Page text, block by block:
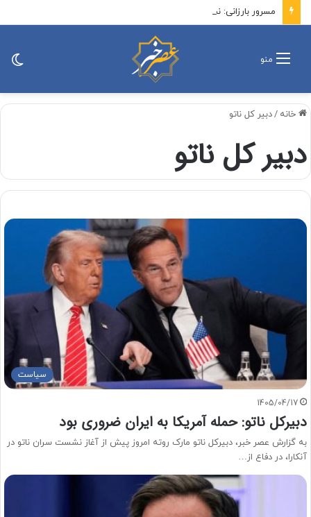
منو
خانه /دبیر کل ناتو
دبیر کل ناتو
سیاست
1405/04/17
دبیرکل ناتو: حمله آمریکا به ایران ضروری بود
به گزارش عصر خبر، دبیرکل ناتو مارک روته امروز پیش از آغاز نشست سران ناتو در
آنکارا، در دفاع از…